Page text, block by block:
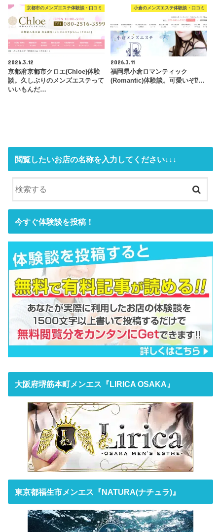
京都市のメンズエステ体験談・口コミ
2026.3.12
京都府京都市クロエ(Chloe)体験
談。久しぶりのメンズエステって
いいもんだ…
小倉のメンズエステ体験談・口コミ
2026.3.11
福岡県小倉ロマンティック
(Romantic)体験談。可愛いぞ⁉…
閲覧したいお店の名称を入力してください↓↓↓
今すぐ体験談を投稿！
大阪府堺筋本町メンエス『LIRICA OSAKA』
東京都福生市メンエス『NATURA(ナチュラ)』